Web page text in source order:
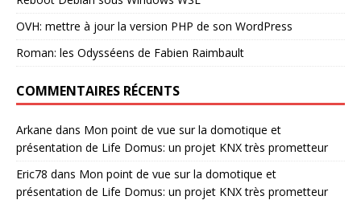
OVH: mettre à jour la version PHP de son WordPress
Roman: les Odysséens de Fabien Raimbault
COMMENTAIRES RÉCENTS
Arkane dans Mon point de vue sur la domotique et
présentation de Life Domus: un projet KNX très prometteur
Eric78 dans Mon point de vue sur la domotique et
présentation de Life Domus: un projet KNX très prometteur